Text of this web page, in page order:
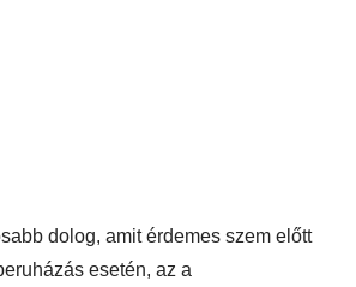
dolog, amit érdemes szem előtt
esetén, az a